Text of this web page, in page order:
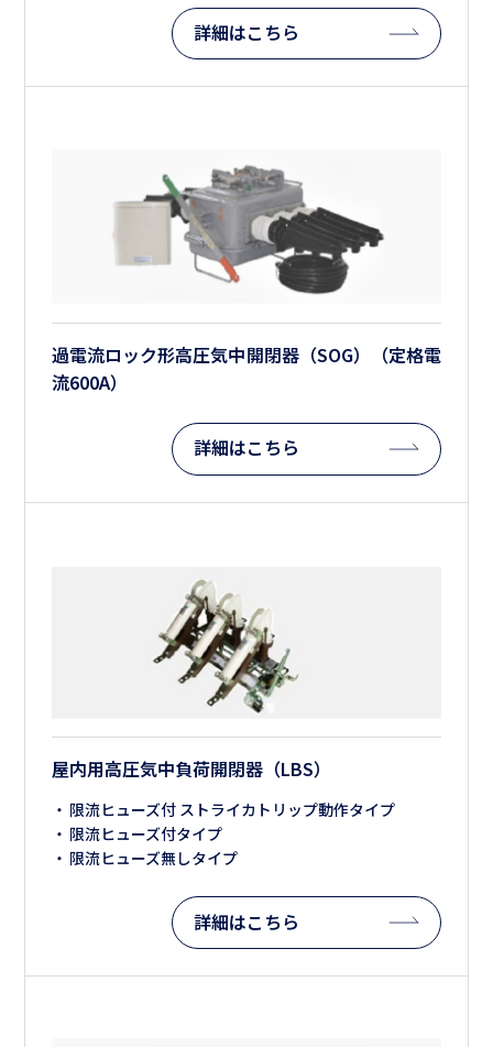
詳細はこちら
過電流ロック形高圧気中開閉器（SOG）（定格電
流600A）
詳細はこちら
屋内用高圧気中負荷開閉器（LBS）
限流ヒューズ付 ストライカトリップ動作タイプ
限流ヒューズ付タイプ
限流ヒューズ無しタイプ
詳細はこちら